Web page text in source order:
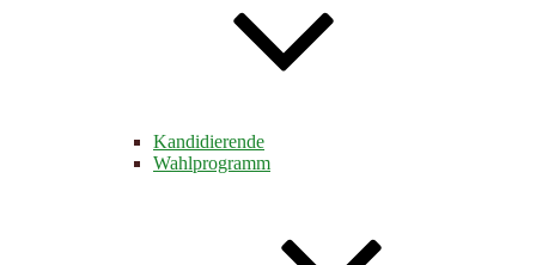
Kandidierende
Wahlprogramm